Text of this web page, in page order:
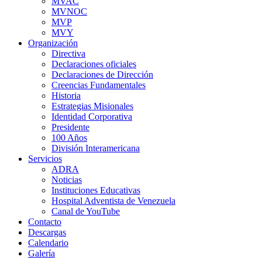
MVNOC
MVP
MVY
Organización
Directiva
Declaraciones oficiales
Declaraciones de Dirección
Creencias Fundamentales
Historia
Estrategias Misionales
Identidad Corporativa
Presidente
100 Años
División Interamericana
Servicios
ADRA
Noticias
Instituciones Educativas
Hospital Adventista de Venezuela
Canal de YouTube
Contacto
Descargas
Calendario
Galería